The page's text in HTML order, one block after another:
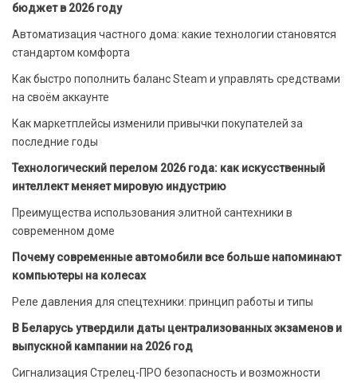
бюджет в 2026 году
Автоматизация частного дома: какие технологии становятся
стандартом комфорта
Как быстро пополнить баланс Steam и управлять средствами
на своём аккаунте
Как маркетплейсы изменили привычки покупателей за
последние годы
Технологический перелом 2026 года: как искусственный
интеллект меняет мировую индустрию
Преимущества использования элитной сантехники в
современном доме
Почему современные автомобили все больше напоминают
компьютеры на колесах
Реле давления для спецтехники: принцип работы и типы
В Беларусь утвердили даты централизованных экзаменов и
выпускной кампании на 2026 год
Сигнализация Стрелец-ПРО безопасность и возможности